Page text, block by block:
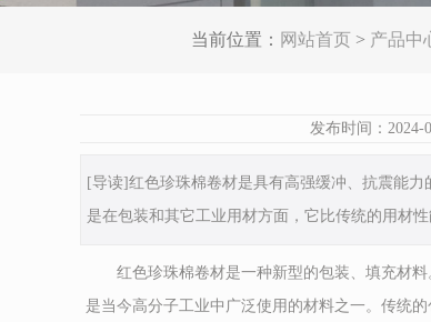
当前位置： 网站首页 > 产品中
发布时间：
[导读]红色珍珠棉卷材是具有高强缓冲、抗震能
是在包装和其它工业用材方面，它比传统的用材
红色珍珠棉卷材是一种新型的包装、填充材料
是当今高分子工业中广泛使用的材料之一。传统